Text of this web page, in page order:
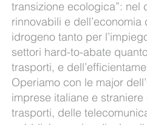
transizione ecologica”: nel
rinnovabili e
idrogeno tanto per
settori hard-to-abate
trasporti, e
Operiamo con le major
imprese italiane e straniere
trasporti, delle